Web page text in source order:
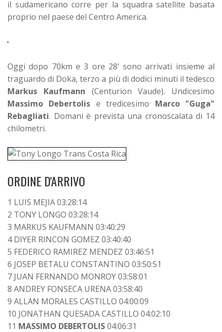
il sudamericano corre per la squadra satellite basata
proprio nel paese del Centro America.
Oggi dopo 70km e 3 ore 28' sono arrivati insieme al
traguardo di Doka, terzo a più di dodici minuti il tedesco
Markus Kaufmann (Centurion Vaude). Undicesimo
Massimo Debertolis e tredicesimo Marco "Guga"
Rebagliati. Domani è prevista una cronoscalata di 14
chilometri.
ORDINE D'ARRIVO
1 LUIS MEJIA 03:28:14
2 TONY LONGO 03:28:14
3 MARKUS KAUFMANN 03:40:29
4 DIYER RINCON GOMEZ 03:40:40
5 FEDERICO RAMIREZ MENDEZ 03:46:51
6 JOSEP BETALU CONSTANTINO 03:50:51
7 JUAN FERNANDO MONROY 03:58:01
8 ANDREY FONSECA URENA 03:58:40
9 ALLAN MORALES CASTILLO 04:00:09
10 JONATHAN QUESADA CASTILLO 04:02:10
11 MASSIMO DEBERTOLIS04:06:31